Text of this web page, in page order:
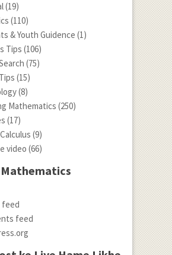
(19)
(110)
& Youth Guidence (1)
Tips (106)
(75)
(15)
(8)
Mathematics (250)
(17)
(9)
video (66)
feed
feed